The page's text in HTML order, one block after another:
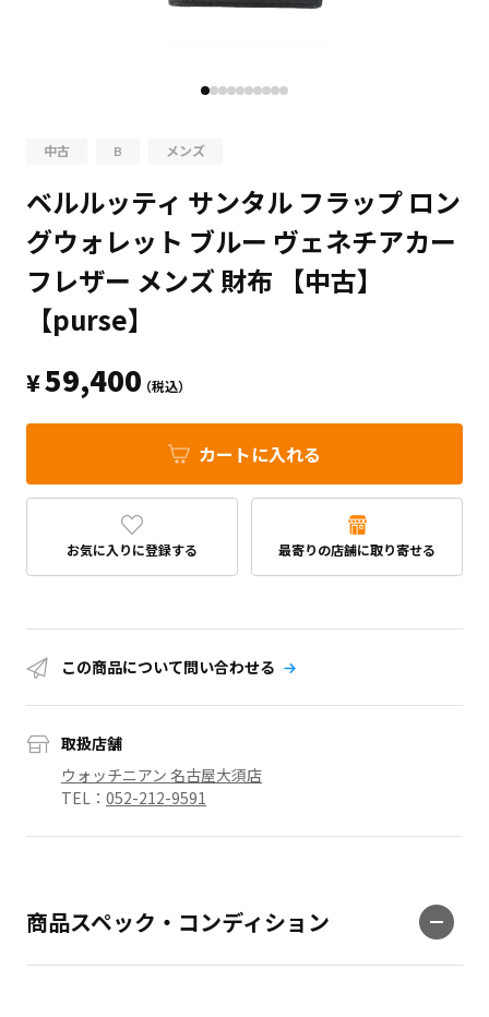
中古 B メンズ
ベルルッティ サンタル フラップ ロン
グウォレット ブルー ヴェネチアカー
フレザー メンズ 財布 【中古】
【purse】
¥59,400（税込）
カートに入れる
お気に入りに登録する 最寄りの店舗に取り寄せる
この商品について問い合わせる
取扱店舗
ウォッチニアン 名古屋大須店
TEL： 052-212-9591
商品スペック・コンディション